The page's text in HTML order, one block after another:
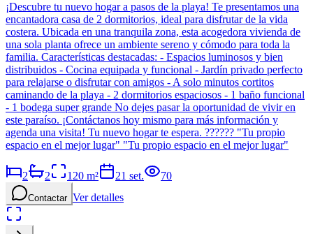
¡Descubre tu nuevo hogar a pasos de la playa! Te presentamos una
encantadora casa de 2 dormitorios, ideal para disfrutar de la vida
costera. Ubicada en una tranquila zona, esta acogedora vivienda de
una sola planta ofrece un ambiente sereno y cómodo para toda la
familia. Características destacadas: - Espacios luminosos y bien
distribuidos - Cocina equipada y funcional - Jardín privado perfecto
para relajarse o disfrutar con amigos - A solo minutos cortitos
caminando de la playa - 2 dormitorios espaciosos - 1 baño funcional
- 1 bodega super grande No dejes pasar la oportunidad de vivir en
este paraíso. ¡Contáctanos hoy mismo para más información y
agenda una visita! Tu nuevo hogar te espera. ?????? "Tu propio
espacio en el mejor lugar" "Tu propio espacio en el mejor lugar"
2 2 120 m² 21 set. 70
Contactar Ver detalles